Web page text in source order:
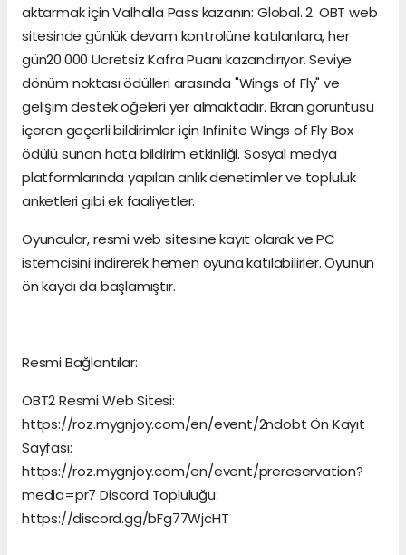
aktarmak için Valhalla Pass kazanın: Global. 2. OBT web
sitesinde günlük devam kontrolüne katılanlara, her
gün20.000 Ücretsiz Kafra Puanı kazandırıyor. Seviye
dönüm noktası ödülleri arasında "Wings of Fly" ve
gelişim destek öğeleri yer almaktadır. Ekran görüntüsü
içeren geçerli bildirimler için Infinite Wings of Fly Box
ödülü sunan hata bildirim etkinliği. Sosyal medya
platformlarında yapılan anlık denetimler ve topluluk
anketleri gibi ek faaliyetler.
Oyuncular, resmi web sitesine kayıt olarak ve PC
istemcisini indirerek hemen oyuna katılabilirler. Oyunun
ön kaydı da başlamıştır.
Resmi Bağlantılar:
OBT2 Resmi Web Sitesi:
https://roz.mygnjoy.com/en/event/2ndobt Ön Kayıt
Sayfası:
https://roz.mygnjoy.com/en/event/prereservation?
media=pr7 Discord Topluluğu:
https://discord.gg/bFg77WjcHT